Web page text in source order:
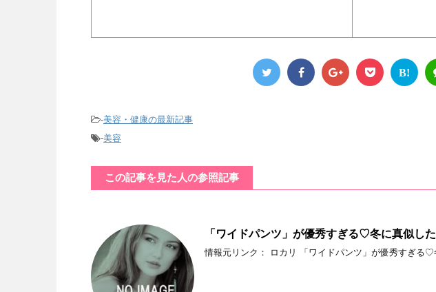
B!
-美容・健康の最新記事
-美容
この記事を見た人の参照記事
「ワイドパンツ」が優秀すぎる♡冬に真似し
情報元リンク： ロカリ 「ワイドパンツ」が優秀すぎる